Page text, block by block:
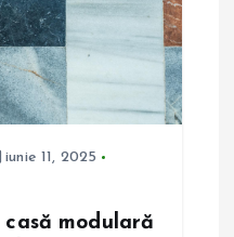
iunie 11, 2025
modulară